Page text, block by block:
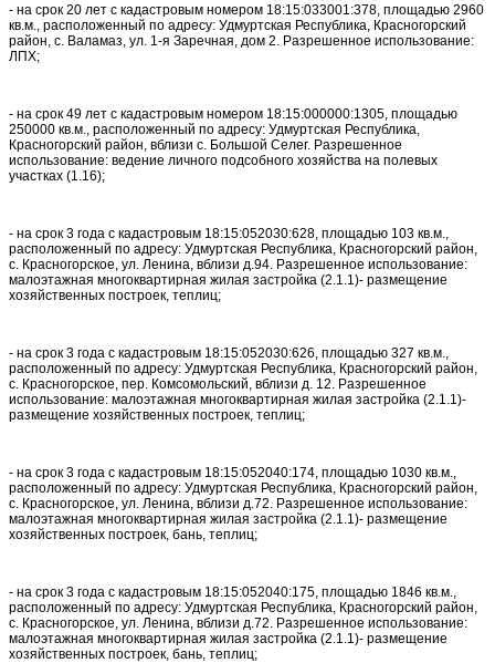
- на срок 20 лет с кадастровым номером 18:15:033001:378, площадью 2960
кв.м., расположенный по адресу: Удмуртская Республика, Красногорский
район, с. Валамаз, ул. 1-я Заречная, дом 2. Разрешенное использование:
ЛПХ;
- на срок 49 лет с кадастровым номером 18:15:000000:1305, площадью
250000 кв.м., расположенный по адресу: Удмуртская Республика,
Красногорский район, вблизи с. Большой Селег. Разрешенное
использование: ведение личного подсобного хозяйства на полевых
участках (1.16);
- на срок 3 года с кадастровым 18:15:052030:628, площадью 103 кв.м.,
расположенный по адресу: Удмуртская Республика, Красногорский район,
с. Красногорское, ул. Ленина, вблизи д.94. Разрешенное использование:
малоэтажная многоквартирная жилая застройка (2.1.1)- размещение
хозяйственных построек, теплиц;
- на срок 3 года с кадастровым 18:15:052030:626, площадью 327 кв.м.,
расположенный по адресу: Удмуртская Республика, Красногорский район,
с. Красногорское, пер. Комсомольский, вблизи д. 12. Разрешенное
использование: малоэтажная многоквартирная жилая застройка (2.1.1)-
размещение хозяйственных построек, теплиц;
- на срок 3 года с кадастровым 18:15:052040:174, площадью 1030 кв.м.,
расположенный по адресу: Удмуртская Республика, Красногорский район,
с. Красногорское, ул. Ленина, вблизи д.72. Разрешенное использование:
малоэтажная многоквартирная жилая застройка (2.1.1)- размещение
хозяйственных построек, бань, теплиц;
- на срок 3 года с кадастровым 18:15:052040:175, площадью 1846 кв.м.,
расположенный по адресу: Удмуртская Республика, Красногорский район,
с. Красногорское, ул. Ленина, вблизи д.72. Разрешенное использование:
малоэтажная многоквартирная жилая застройка (2.1.1)- размещение
хозяйственных построек, бань, теплиц;